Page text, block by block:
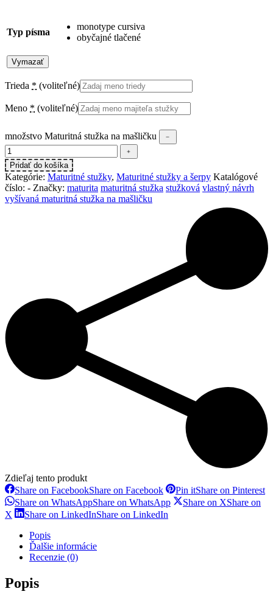
Typ písma
monotype cursiva
obyčajné tlačené
Vymazať
Trieda * (voliteľné)
Meno * (voliteľné)
množstvo Maturitná stužka na mašličku
﹣
﹢
Pridať do košíka
Kategórie: Maturitné stužky, Maturitné stužky a šerpy Katalógové
číslo: - Značky: maturita maturitná stužka stužková vlastný návrh
vyšívaná maturitná stužka na mašličku
Zdieľaj tento produkt
Share on FacebookShare on Facebook Pin itShare on Pinterest
Share on WhatsAppShare on WhatsApp Share on XShare on
X
Share on LinkedInShare on LinkedIn
Popis
Ďalšie informácie
Recenzie (0)
Popis